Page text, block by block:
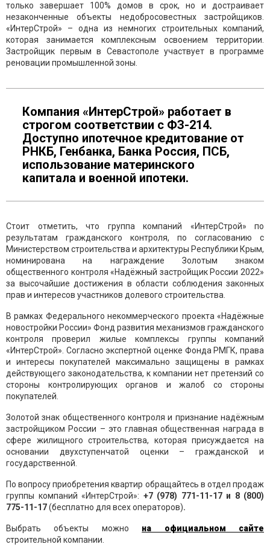
только завершает 100% домов в срок, но и достраивает
незаконченные объекты недобросовестных застройщиков.
«ИнтерСтрой» – одна из немногих строительных компаний,
которая занимается комплексным освоением территории.
Застройщик первым в Севастополе участвует в программе
реновации промышленной зоны.
Компания «ИнтерСтрой» работает в
строгом соответствии с ФЗ-214.
Доступно ипотечное кредитование от
РНКБ, Генбанка, Банка Россия, ПСБ,
использование материнского
капитала и военной ипотеки.
Стоит отметить, что группа компаний «ИнтерСтрой» по
результатам гражданского контроля, по согласованию с
Министерством строительства и архитектуры Республики Крым,
номинирована на награждение Золотым знаком
общественного контроля «Надёжный застройщик России 2022»
за высочайшие достижения в области соблюдения законных
прав и интересов участников долевого строительства.
В рамках Федерального некоммерческого проекта «Надёжные
новостройки России» Фонд развития механизмов гражданского
контроля проверил жилые комплексы группы компаний
«ИнтерСтрой». Согласно экспертной оценке Фонда РМГК, права
и интересы покупателей максимально защищены в рамках
действующего законодательства, к компании нет претензий со
стороны контролирующих органов и жалоб со стороны
покупателей.
Золотой знак общественного контроля и признание надёжным
застройщиком России – это главная общественная награда в
сфере жилищного строительства, которая присуждается на
основании двухступенчатой оценки – гражданской и
государственной.
По вопросу приобретения квартир обращайтесь в отдел продаж
группы компаний «ИнтерСтрой»: +7 (978) 771-11-17 и 8 (800)
775-11-17(бесплатно для всех операторов).
Выбрать объекты можно на официальном сайте
строительной компании.